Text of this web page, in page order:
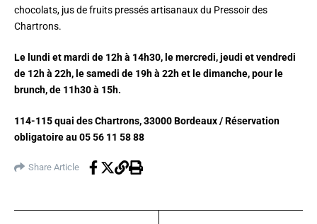
chocolats, jus de fruits pressés artisanaux du Pressoir des
Chartrons.
Le lundi et mardi de 12h à 14h30, le mercredi, jeudi et vendredi
de 12h à 22h, le samedi de 19h à 22h et le dimanche, pour le
brunch, de 11h30 à 15h.
114-115 quai des Chartrons, 33000 Bordeaux / Réservation
obligatoire au 05 56 11 58 88
Share Article